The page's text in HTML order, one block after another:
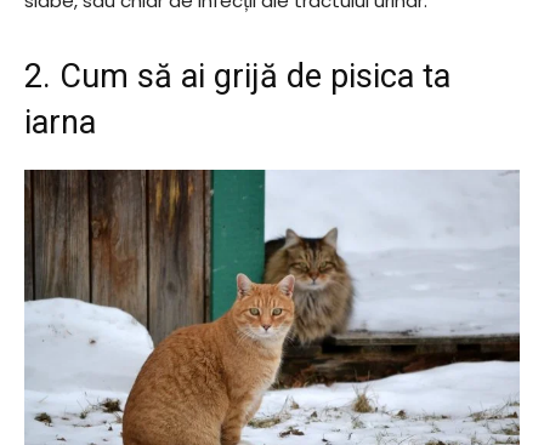
2. Cum să ai grijă de pisica ta
iarna